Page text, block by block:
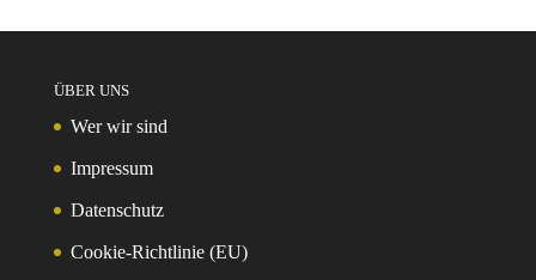
ÜBER UNS
Wer wir sind
Impressum
Datenschutz
Cookie-Richtlinie (EU)